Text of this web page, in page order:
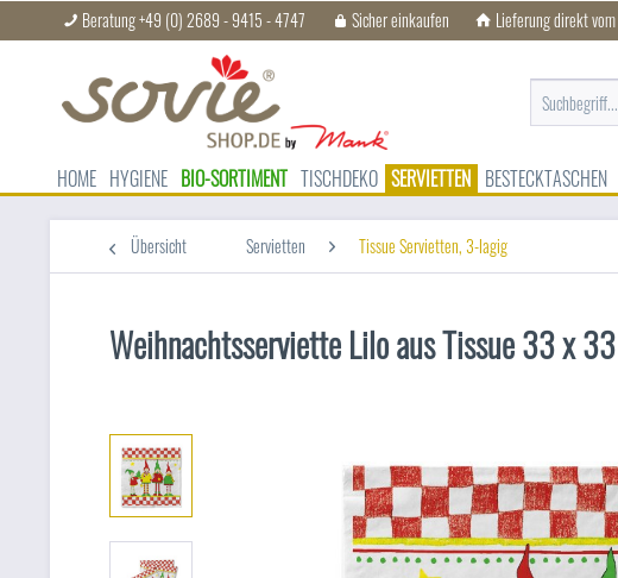
Beratung +49 (0) 2689 - 9415 - 4747 Sicher einkaufen Lieferung direkt
HOME HYGIENE BIO-SORTIMENT TISCHDEKO SERVIETTEN BESTECKTASCHEN
Übersicht Servietten Tissue Servietten, 3-lagig
Weihnachtsserviette Lilo aus Tissue 33 x